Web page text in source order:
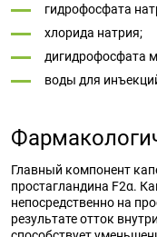
гидрофосфата
хлорида натрия;
дигидрофосфата
воды для
Главный компонент
простагландина F2α.
непосредственно на
результате отток